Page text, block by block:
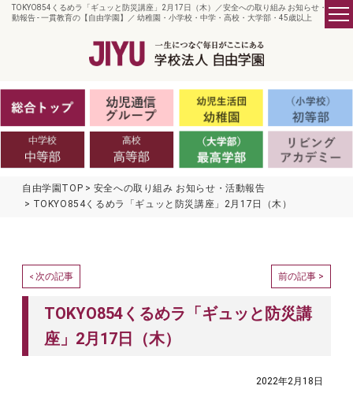
TOKYO854くるめラ「ギュッと防災講座」2月17日（木）／安全への取り組み お知らせ・活
動報告 - 一貫教育の【自由学園】／ 幼稚園・小学校・中学・高校・大学部・45歳以上
自由学園TOP
安全への取り組み お知らせ・活動報告
TOKYO854くるめラ「ギュッと防災講座」2月17日（木）
< 次の記事 前の記事 >
TOKYO854くるめラ「ギュッと防災講
座」2月17日（木）
2022年2月18日